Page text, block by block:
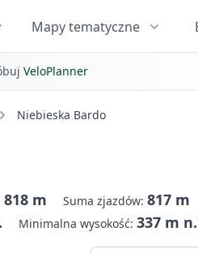
Mapy tematyczne
VeloPlanner
Niebieska Bardo
818 m Suma zjazdów: 817 m
Minimalna wysokość: 337 m